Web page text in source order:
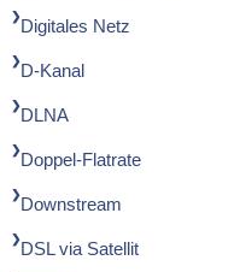
Digitales Netz
D-Kanal
DLNA
Doppel-Flatrate
Downstream
DSL via Satellit